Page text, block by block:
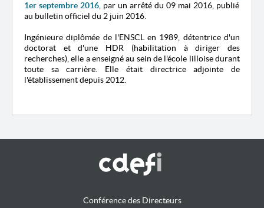
1er septembre 2016 par un arrêté du 09 mai 2016, publié
au bulletin officiel du 2 juin 2016
Ingénieure diplômée de l'ENSCL en 1989, détentrice d'un
doctorat et d'une HDR (habilitation à diriger des
recherches), elle a enseigné au sein de l'école lilloise durant
toute sa carrière. Elle était directrice adjointe de
l'établissement depuis 2012.
Conférence des Directeurs